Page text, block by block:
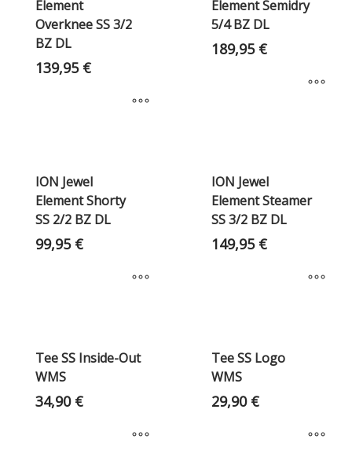
Element
Overknee SS 3/2
BZ DL
139,95 €
Element Semidry
5/4 BZ DL
189,95 €
ION Jewel
Element Shorty
SS 2/2 BZ DL
99,95 €
ION Jewel
Element Steamer
SS 3/2 BZ DL
149,95 €
Tee SS Inside-Out
WMS
34,90 €
Tee SS Logo
WMS
29,90 €